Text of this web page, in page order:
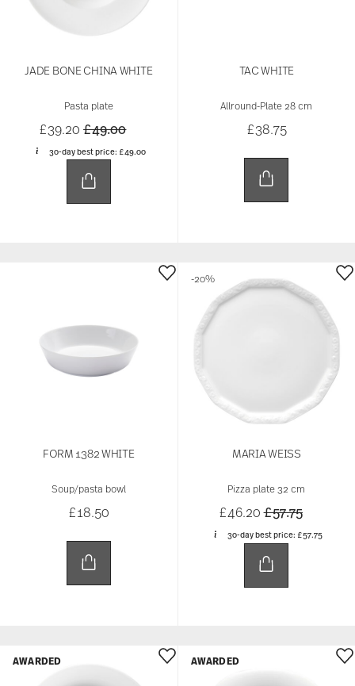
JADE BONE CHINA WHITE
Pasta plate
£39.20Price reduced from
£49.00to
30-day best price: £49.00
TAC WHITE
Allround-Plate 28 cm
£38.75
FORM 1382 WHITE
Soup/pasta bowl
£18.50
MARIA WEISS
Pizza plate 32 cm
£46.20Price reduced
£57.75to
30-day best price:£57.75
-20%
AWARDED AWARDED